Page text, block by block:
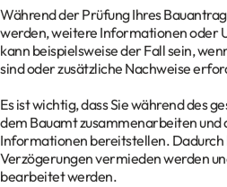
Während der Prüfung Ihres
werden, weitere Informationen oder
kann beispielsweise der Fall sein,
sind oder zusätzliche Nachweise
Es ist wichtig, dass Sie während des
dem Bauamt zusammenarbeiten
Informationen bereitstellen. Dadurch
Verzögerungen vermieden werden
bearbeitet werden.